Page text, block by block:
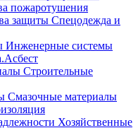
пожаротушения
Спецодежда и
Инженерные системы
Строительные
Смазочные материалы
Хозяйственные